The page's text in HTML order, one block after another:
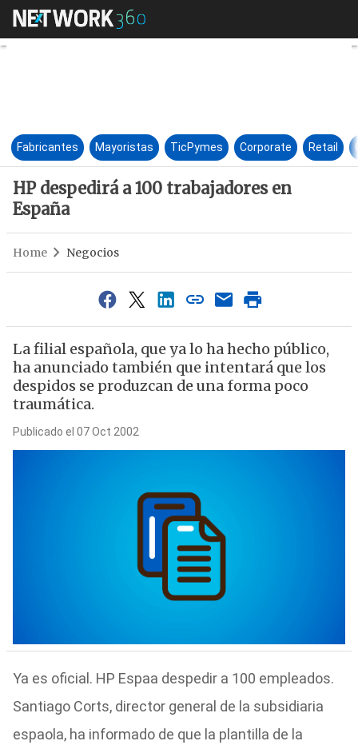
HP despedirá a 100
Fabricantes Mayoristas TicPymes Corporate Retail
HP despedirá a 100 trabajadores en
España
Home Negocios
La filial española, que ya lo ha hecho público,
ha anunciado también que intentará que los
despidos se produzcan de una forma poco
traumática.
Publicado el 07 Oct 2002
Ya es oficial. HP Espaa despedir a 100 empleados.
Santiago Corts, director general de la subsidiaria
espaola, ha informado de que la plantilla de la